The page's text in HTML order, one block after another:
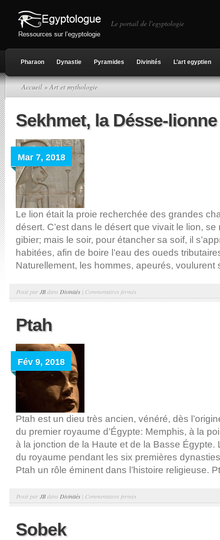
Le portail de l'egyptologie
Pharaon Dynastie Pyramides Divinités L’art egyptien
Accueil» Art et mythologie
Sekhmet, la Désse-lionne
Mar 7, 2018
Le lion était la proie recherchée des grandes
désert. C’est dans le désert que vivait le lion,
gibier; mais le soir, pour étancher sa soif, il
habitées, afin de boire l’eau des oueds
Naturellement, les hommes, apeurés, voulurent
Posté parJBdans Divinités | Commentaires fermés
Sekhmet,
Ptah
Fév 9, 2018
Ptah est un dieu très ancien, vénéré, dès
du premier royaume d’Égypte: Memphis, à la
à la jonction de la Haute et de la Basse Égypte.
du royaume pendant les six premières
Ptah un rôle éminent dans l’histoire religieuse.
Posté parJBdans Divinités | Commentaires fermés
Ptah
Sobek